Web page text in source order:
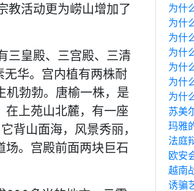
教活动更为崂山增加了
三皇殿、三宫殿、三清
华。宫内植有两株耐
机勃勃。唐榆一株，是
在上苑山北麓，有一座
背山面海，风景秀丽，
场。宫殿前面两块巨石
为什
为什
为什
为什
为什
为什
为什
苏美
玛雅
法庭
欧安
越南
诱骗